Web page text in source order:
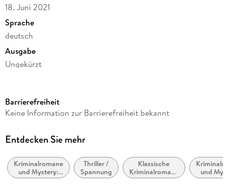
18. Juni 2021
Sprache
deutsch
Ausgabe
Ungekürzt
Laufzeit
Reihe
Autor/Autorin
Georges Simenon
Barrierefreiheit
Keine Information zur Barrierefreiheit bekannt
Entdecken Sie mehr
Kriminalromane
und Mystery:
Polizeiarbeit &
Thriller /
Spannung
Klassische
Kriminalromane
und Mystery
und
Cosy